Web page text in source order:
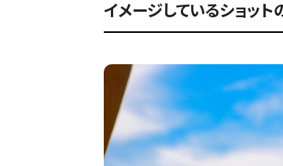
イメージしているショッ